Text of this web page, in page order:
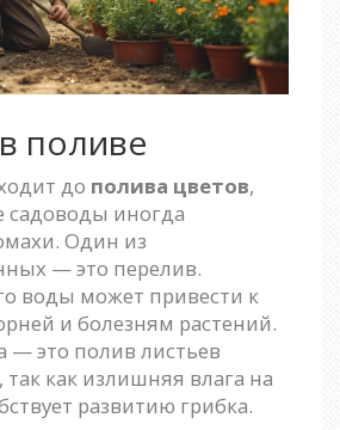
поливе
до полива цветов,
иногда
Один из
— это перелив.
воды может привести к
и болезням растений.
— это полив листьев
как излишняя влага на
развитию грибка.